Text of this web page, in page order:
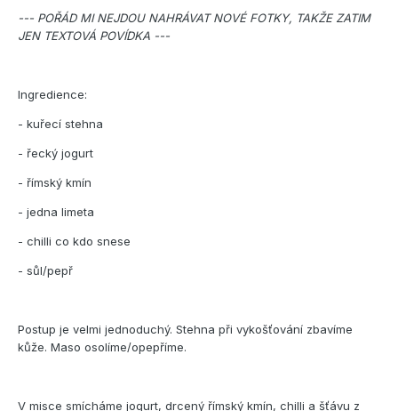
--- POŘÁD MI NEJDOU NAHRÁVAT NOVÉ FOTKY, TAKŽE ZATIM
JEN TEXTOVÁ POVÍDKA ---
Ingredience:
- kuřecí stehna
- řecký jogurt
- římský kmín
- jedna limeta
- chilli co kdo snese
- sůl/pepř
Postup je velmi jednoduchý. Stehna při vykošťování zbavíme
kůže. Maso osolíme/opepříme.
V misce smícháme jogurt, drcený římský kmín, chilli a šťávu z